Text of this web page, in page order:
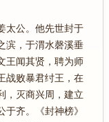
太公。他先世封于
滨，于渭水磬溪垂
王闻其贤，聘为师
战败暴君纣王，在
，灭商兴周，建立
齐。《封神榜》